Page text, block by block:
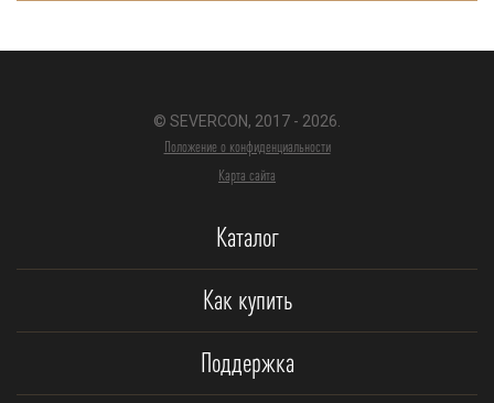
© SEVERCON, 2017 - 2026.
Положение о конфиденциальности
Карта сайта
Каталог
Как купить
Поддержка